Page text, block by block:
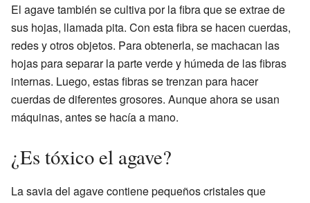
El agave también se cultiva por la fibra que se extrae de
sus hojas, llamada pita. Con esta fibra se hacen cuerdas,
redes y otros objetos. Para obtenerla, se machacan las
hojas para separar la parte verde y húmeda de las fibras
internas. Luego, estas fibras se trenzan para hacer
cuerdas de diferentes grosores. Aunque ahora se usan
máquinas, antes se hacía a mano.
¿Es tóxico el agave?
La savia del agave contiene pequeños cristales que